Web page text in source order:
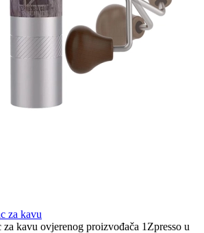
za kavu
kavu ovjerenog proizvođača 1Zpresso u